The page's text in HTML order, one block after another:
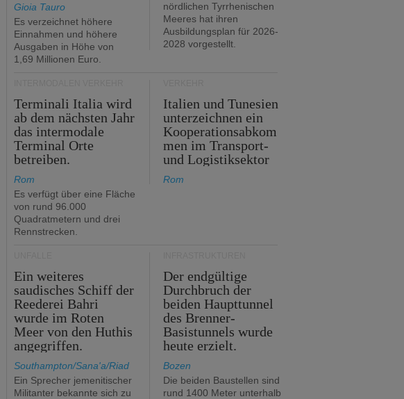
Gioia Tauro
Es verzeichnet höhere
Einnahmen und höhere
Ausgaben in Höhe von
1,69 Millionen Euro.
nördlichen Tyrrhenischen
Meeres hat ihren
Ausbildungsplan für 2026-
2028 vorgestellt.
Terminali Italia wird
ab dem nächsten Jahr
das intermodale
Terminal Orte
betreiben.
Rom
Es verfügt über eine Fläche
von rund 96.000
Quadratmetern und drei
Rennstrecken.
Italien und Tunesien
unterzeichnen ein
Kooperationsabkom
men im Transport-
und Logistiksektor
Rom
Ein weiteres
saudisches Schiff der
Reederei Bahri
wurde im Roten
Meer von den Huthis
angegriffen.
Southampton/Sana'a/Riad
Ein Sprecher jemenitischer
Militanter bekannte sich zu
Der endgültige
Durchbruch der
beiden Haupttunnel
des Brenner-
Basistunnels wurde
heute erzielt.
Bozen
Die beiden Baustellen sind
rund 1400 Meter unterhalb